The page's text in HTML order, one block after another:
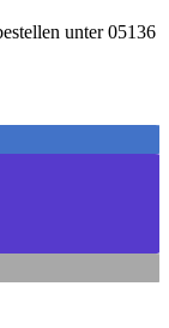
unter 05136